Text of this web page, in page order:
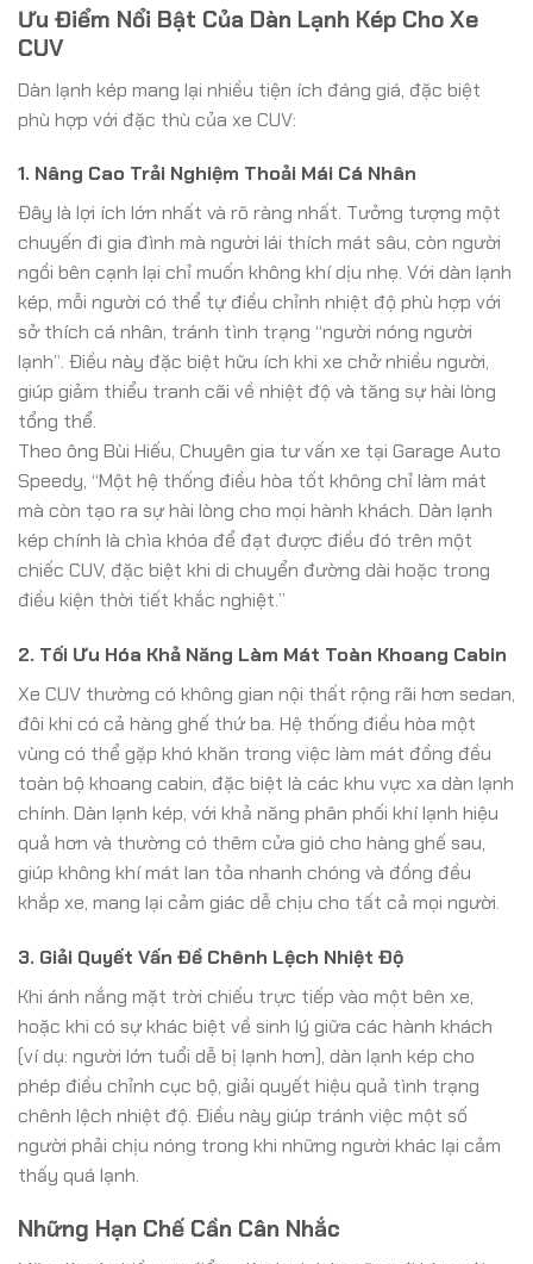
Ưu Điểm Nổi Bật Của Dàn Lạnh Kép Cho Xe
CUV
Dàn lạnh kép mang lại nhiều tiện ích đáng giá, đặc biệt
phù hợp với đặc thù của xe CUV:
1. Nâng Cao Trải Nghiệm Thoải Mái Cá Nhân
Đây là lợi ích lớn nhất và rõ ràng nhất. Tưởng tượng một
chuyến đi gia đình mà người lái thích mát sâu, còn người
ngồi bên cạnh lại chỉ muốn không khí dịu nhẹ. Với dàn lạnh
kép, mỗi người có thể tự điều chỉnh nhiệt độ phù hợp với
sở thích cá nhân, tránh tình trạng “người nóng người
lạnh”. Điều này đặc biệt hữu ích khi xe chở nhiều người,
giúp giảm thiểu tranh cãi về nhiệt độ và tăng sự hài lòng
tổng thể.
Theo ông Bùi Hiếu, Chuyên gia tư vấn xe tại Garage Auto
Speedy, “Một hệ thống điều hòa tốt không chỉ làm mát
mà còn tạo ra sự hài lòng cho mọi hành khách. Dàn lạnh
kép chính là chìa khóa để đạt được điều đó trên một
chiếc CUV, đặc biệt khi di chuyển đường dài hoặc trong
điều kiện thời tiết khắc nghiệt.”
2. Tối Ưu Hóa Khả Năng Làm Mát Toàn Khoang Cabin
Xe CUV thường có không gian nội thất rộng rãi hơn sedan,
đôi khi có cả hàng ghế thứ ba. Hệ thống điều hòa một
vùng có thể gặp khó khăn trong việc làm mát đồng đều
toàn bộ khoang cabin, đặc biệt là các khu vực xa dàn lạnh
chính. Dàn lạnh kép, với khả năng phân phối khí lạnh hiệu
quả hơn và thường có thêm cửa gió cho hàng ghế sau,
giúp không khí mát lan tỏa nhanh chóng và đồng đều
khắp xe, mang lại cảm giác dễ chịu cho tất cả mọi người.
3. Giải Quyết Vấn Đề Chênh Lệch Nhiệt Độ
Khi ánh nắng mặt trời chiếu trực tiếp vào một bên xe,
hoặc khi có sự khác biệt về sinh lý giữa các hành khách
(ví dụ: người lớn tuổi dễ bị lạnh hơn), dàn lạnh kép cho
phép điều chỉnh cục bộ, giải quyết hiệu quả tình trạng
chênh lệch nhiệt độ. Điều này giúp tránh việc một số
người phải chịu nóng trong khi những người khác lại cảm
thấy quá lạnh.
Những Hạn Chế Cần Cân Nhắc